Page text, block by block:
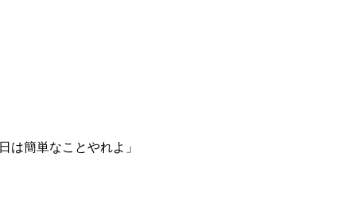
は簡単なことやれよ」